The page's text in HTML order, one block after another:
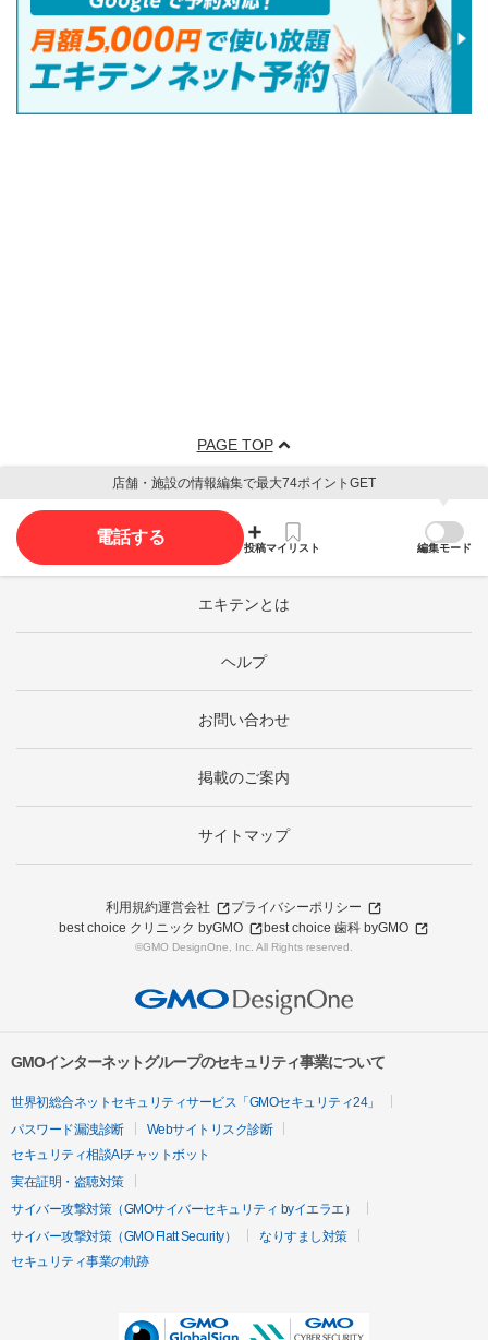
PAGE TOP
店舗・施設の情報編集で最大74ポイントGET
電話する
投稿マイリスト 編集モード
エキテンとは
ヘルプ
お問い合わせ
掲載のご案内
サイトマップ
利用規約運営会社
プライバシーポリシー
best choice クリニック byGMO
best choice 歯科 byGMO
©GMO DesignOne, Inc. All Rights reserved.
GMOインターネットグループのセキュリティ事業について
世界初総合ネットセキュリティサービス「GMOセキュリティ24」
パスワード漏洩診断
Webサイトリスク診断
セキュリティ相談AIチャットボット
実在証明・盗聴対策
サイバー攻撃対策（GMOサイバーセキュリティ byイエラエ）
サイバー攻撃対策（GMO Flatt Security）
なりすまし対策
セキュリティ事業の軌跡